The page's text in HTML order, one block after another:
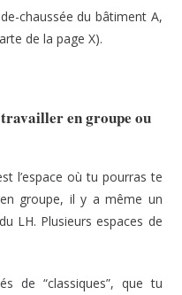
chaussée du bâtiment A,
de la page X).
en groupe ou
l’espace où tu pourras te
groupe, il y a même un
LH. Plusieurs espaces de
de “classiques”, que tu